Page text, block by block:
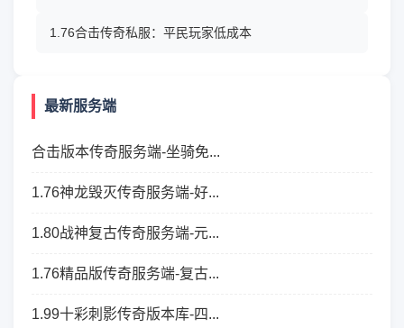
1.76合击传奇私服：平民玩家低成本
最新服务端
合击版本传奇服务端-坐骑免...
1.76神龙毁灭传奇服务端-好...
1.80战神复古传奇服务端-元...
1.76精品版传奇服务端-复古...
1.99十彩刺影传奇版本库-四...